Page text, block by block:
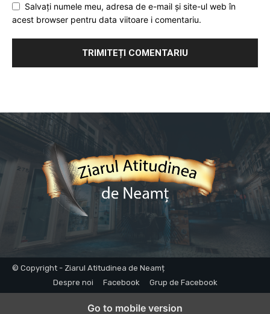
Salvați numele meu, adresa de e-mail și site-ul web în
acest browser pentru data viitoare i comentariu.
© Copyright - Ziarul Atitudinea de Neamț
Despre noi
Facebook Grup de Facebook
Go to mobile version